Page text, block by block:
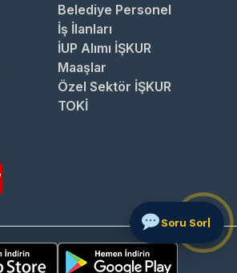
Belediye Personel
İş İlanları
İUP Alımı İŞKUR
Maaşlar
Özel Sektör İŞKUR
TOKİ